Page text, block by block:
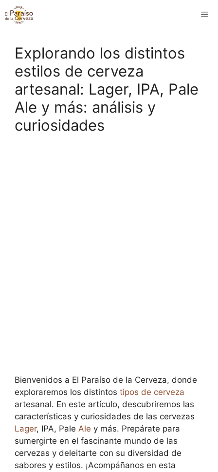
Saltar
al
Explorando los distintos
estilos de cerveza
artesanal: Lager, IPA, Pale
Ale y más: análisis y
curiosidades
Bienvenidos a El Paraíso de la Cerveza, donde
exploraremos los distintos tipos de cerveza
artesanal. En este artículo, descubriremos las
características y curiosidades de las cervezas
Lager, IPA, Pale Ale y más. Prepárate para
sumergirte en el fascinante mundo de las
cervezas y deleitarte con su diversidad de
sabores y estilos. ¡Acompáñanos en esta